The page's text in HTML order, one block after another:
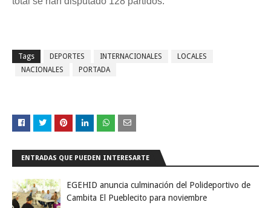
Tags DEPORTES INTERNACIONALES
LOCALES
NACIONALES
PORTADA
ENTRADAS QUE PUEDEN INTERESARTE
EGEHID anuncia culminación del Polideportivo de
Cambita El Pueblecito para noviembre